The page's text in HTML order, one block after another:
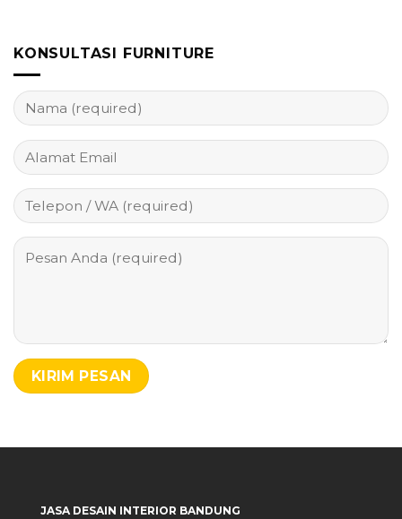
KONSULTASI FURNITURE
JASA DESAIN INTERIOR BANDUNG